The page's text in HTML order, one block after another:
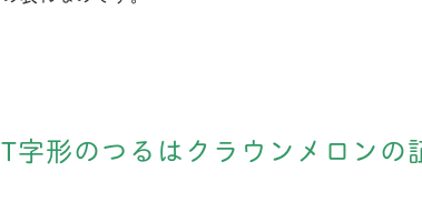
T字形のつるはクラウンメロンの